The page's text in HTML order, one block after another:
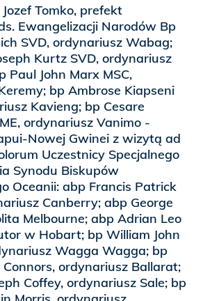
Tomko, prefekt
Ewangelizacji Narodów Bp
SVD, ordynariusz Wabag;
Kurtz SVD, ordynariusz
Paul John Marx MSC,
bp Ambrose Kiapseni
Kavieng; bp Cesare
ordynariusz Vanimo -
Nowej Gwinei z wizytą ad
Uczestnicy Specjalnego
Synodu Biskupów
Oceanii: abp Francis Patrick
Canberry; abp George
Melbourne; abp Adrian Leo
w Hobart; bp William John
Wagga Wagga; bp
Connors, ordynariusz Ballarat;
Coffey, ordynariusz Sale; bp